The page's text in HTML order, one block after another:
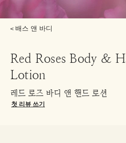
배스 앤 바디
Red Roses Body &
Lotion
레드 로즈 바디 앤 핸드 로션
첫 리뷰 쓰기